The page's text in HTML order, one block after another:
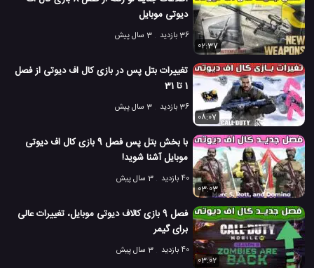
دیوتی موبایل
36 بازدید
3 سال پیش
02:37
تغییرات بتل پس در بازی کال اف دیوتی از فصل
1 تا 31
36 بازدید
3 سال پیش
08:07
با بخش بتل پس فصل 9 بازی کال اف دیوتی
موبایل آشنا شوید!
40 بازدید
3 سال پیش
03:03
فصل 9 بازی کالاف دیوتی موبایل، تغییرات عالی
برای گیمر
40 بازدید
3 سال پیش
03:02